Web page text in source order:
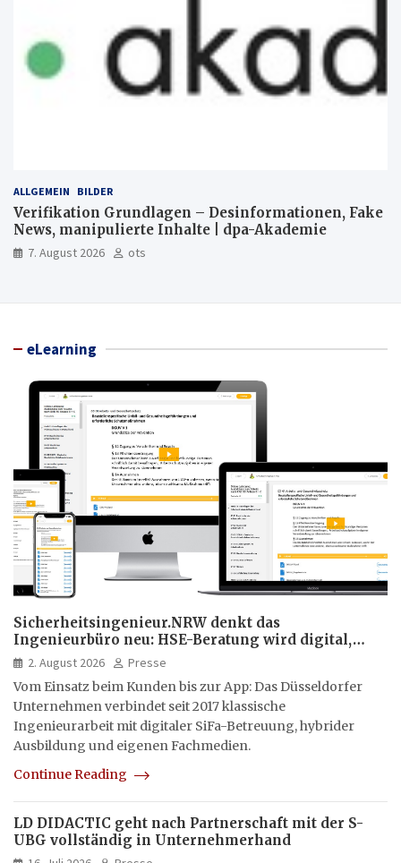
ALLGEMEIN BILDER
Verifikation Grundlagen – Desinformationen, Fake
News, manipulierte Inhalte | dpa-Akademie
7. August 2026 ots
eLearning
Sicherheitsingenieur.NRW denkt das
Ingenieurbüro neu: HSE-Beratung wird digital,
hybrid und multimedial
2. August 2026
Presse
Vom Einsatz beim Kunden bis zur App: Das Düsseldorfer
Unternehmen verbindet seit 2017 klassische
Ingenieurarbeit mit digitaler SiFa-Betreuung, hybrider
Ausbildung und eigenen Fachmedien.
Continue Reading
LD DIDACTIC geht nach Partnerschaft mit der S-
UBG vollständig in Unternehmerhand